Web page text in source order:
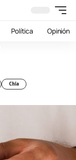
Política Opinión
Chía